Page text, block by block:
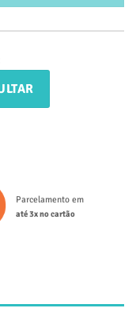
Parcelamento em
até 3x no cartão